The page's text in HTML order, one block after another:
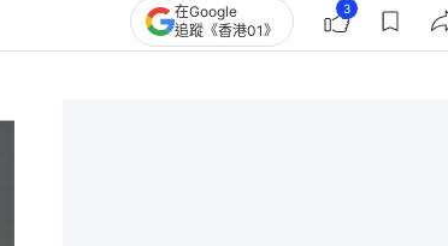
在Google
追蹤《香港01》
3